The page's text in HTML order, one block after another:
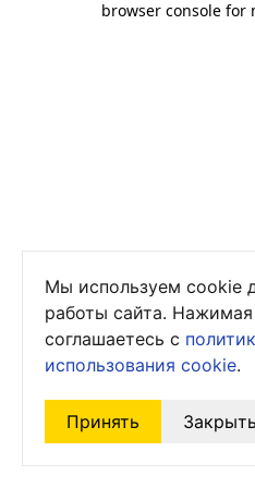
browser console for
Мы используем cookie
работы сайта.
соглашаетесь с
использования cookie.
Принять Закрыть